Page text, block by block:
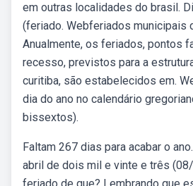
em outras localidades do brasil.
(feriado. Webferiados municipais
Anualmente, os feriados, pontos
recesso, previstos para a
curitiba, são estabelecidos em.
dia do ano no calendário
bissextos).
Faltam 267 dias para acabar o
abril de dois mil e vinte e três